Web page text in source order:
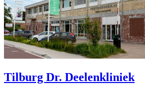
Tilburg Dr. Deelenkliniek